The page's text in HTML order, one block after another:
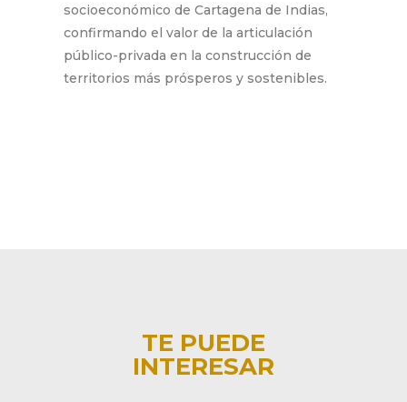
socioeconómico de Cartagena de Indias,
confirmando el valor de la articulación
público-privada en la construcción de
territorios más prósperos y sostenibles.
TE PUEDE
INTERESAR